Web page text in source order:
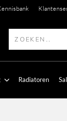
Radiatoren